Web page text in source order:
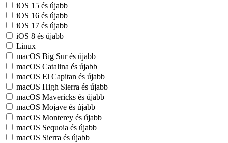
iOS 15 és újabb
iOS 16 és újabb
iOS 17 és újabb
iOS 8 és újabb
Linux
macOS Big Sur és újabb
macOS Catalina és újabb
macOS El Capitan és újabb
macOS High Sierra és újabb
macOS Mavericks és újabb
macOS Mojave és újabb
macOS Monterey és újabb
macOS Sequoia és újabb
macOS Sierra és újabb